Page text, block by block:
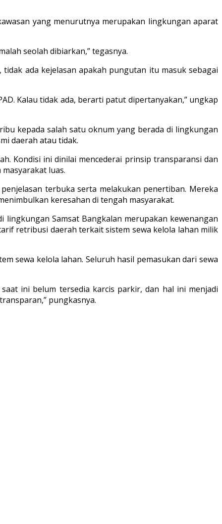
yang menurutnya merupakan lingkungan aparat
seolah dibiarkan,” tegasnya.
ada kejelasan apakah pungutan itu masuk sebagai
Kalau tidak ada, berarti patut dipertanyakan,” ungkap
kepada salah satu oknum yang berada di lingkungan
daerah atau tidak.
Kondisi ini dinilai mencederai prinsip transparansi dan
luas.
terbuka serta melakukan penertiban. Mereka
keresahan di tengah masyarakat.
lingkungan Samsat Bangkalan merupakan kewenangan
retribusi daerah terkait sistem sewa kelola lahan milik
sewa kelola lahan. Seluruh hasil pemasukan dari sewa
ini belum tersedia karcis parkir, dan hal ini menjadi
pungkasnya.